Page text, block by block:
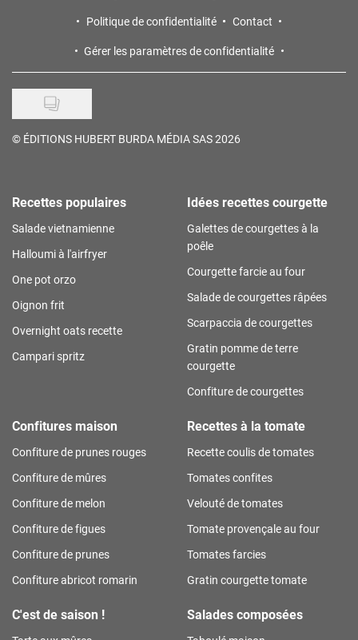
Politique de confidentialité
Contact
Gérer les paramètres de confidentialité
© ÉDITIONS HUBERT BURDA MÉDIA SAS 2026
Recettes populaires
Salade vietnamienne
Halloumi à l'airfryer
One pot orzo
Oignon frit
Overnight oats recette
Campari spritz
Idées recettes courgette
Galettes de courgettes à la
poêle
Courgette farcie au four
Salade de courgettes râpées
Scarpaccia de courgettes
Gratin pomme de terre
courgette
Confiture de courgettes
Confitures maison
Confiture de prunes rouges
Confiture de mûres
Confiture de melon
Confiture de figues
Confiture de prunes
Confiture abricot romarin
Recettes à la tomate
Recette coulis de tomates
Tomates confites
Velouté de tomates
Tomate provençale au four
Tomates farcies
Gratin courgette tomate
C'est de saison ! Salades composées